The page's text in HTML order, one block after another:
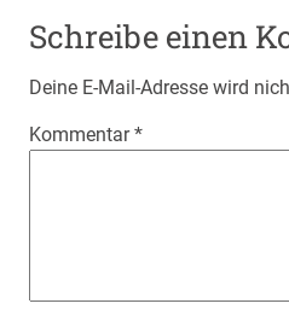
Schreibe einen
Deine E-Mail-Adresse wird
Kommentar*